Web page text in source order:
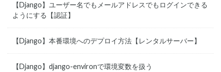
【Django】ユーザー名でもメールアドレスでもログインできる
ようにする【認証】
【Django】本番環境へのデプロイ方法【レンタルサーバー】
【Django】django-environで環境変数を扱う